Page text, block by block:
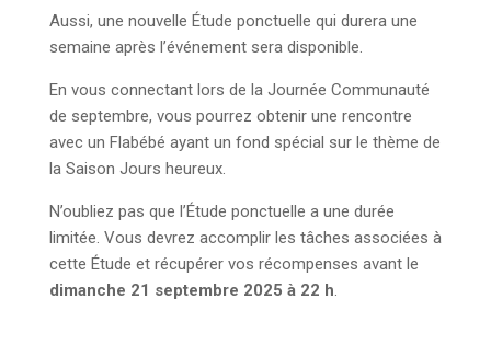
Aussi, une nouvelle Étude ponctuelle qui durera une
semaine après l’événement sera disponible.
En vous connectant lors de la Journée Communauté
de septembre, vous pourrez obtenir une rencontre
avec un Flabébé ayant un fond spécial sur le thème de
la Saison Jours heureux.
N’oubliez pas que l’Étude ponctuelle a une durée
limitée. Vous devrez accomplir les tâches associées à
cette Étude et récupérer vos récompenses avant le
dimanche 21 septembre 2025 à 22 h.